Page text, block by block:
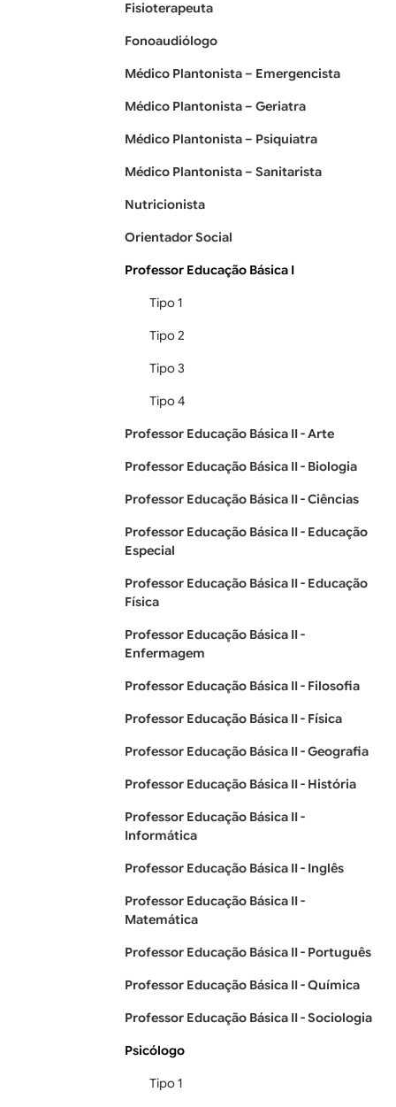
Fisioterapeuta
Fonoaudiólogo
Médico Plantonista – Emergencista
Médico Plantonista – Geriatra
Médico Plantonista – Psiquiatra
Médico Plantonista – Sanitarista
Nutricionista
Orientador Social
Professor Educação Básica I
Tipo 1
Tipo 2
Tipo 3
Tipo 4
Professor Educação Básica II - Arte
Professor Educação Básica II - Biologia
Professor Educação Básica II - Ciências
Professor Educação Básica II - Educação
Especial
Professor Educação Básica II - Educação
Física
Professor Educação Básica II -
Enfermagem
Professor Educação Básica II - Filosofia
Professor Educação Básica II - Física
Professor Educação Básica II - Geografia
Professor Educação Básica II - História
Professor Educação Básica II -
Informática
Professor Educação Básica II - Inglês
Professor Educação Básica II -
Matemática
Professor Educação Básica II - Português
Professor Educação Básica II - Química
Professor Educação Básica II - Sociologia
Psicólogo
Tipo 1